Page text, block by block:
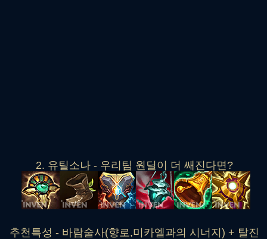
2. 유틸소나 - 우리팀 원딜이 더 쌔진다면?
추천특성 - 바람술사(향로,미카엘과의 시너지) + 탈진